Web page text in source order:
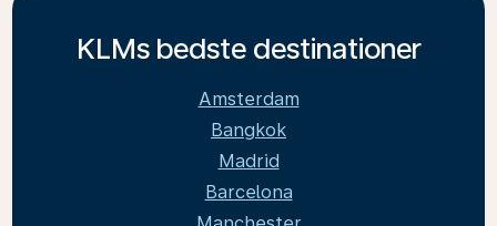
KLMs bedste destinationer
Amsterdam
Bangkok
Madrid
Barcelona